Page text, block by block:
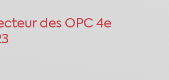
des OPC 4e